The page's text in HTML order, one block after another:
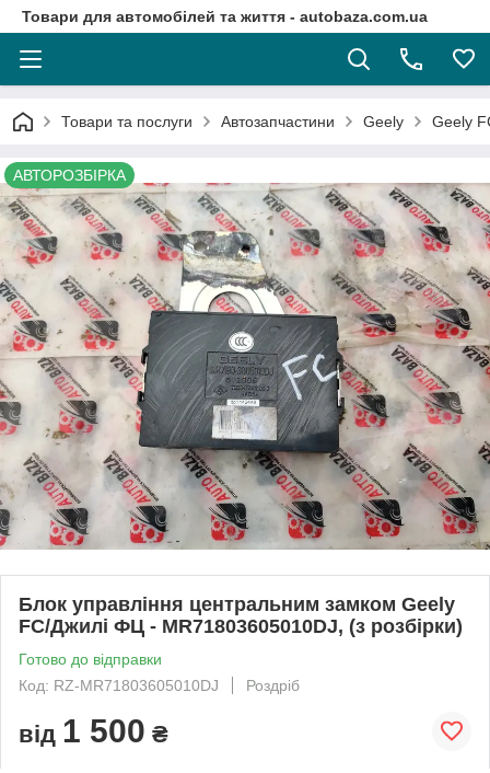
Товари для автомобілей та життя - autobaza.com.ua
Товари та послуги Автозапчастини Geely Geely
АВТОРОЗБІРКА
Блок управління центральним замком Geely
FC/Джилі ФЦ - MR71803605010DJ, (з розбірки)
Готово до відправки
Код: RZ-MR71803605010DJ
Роздріб
від 1 500 ₴